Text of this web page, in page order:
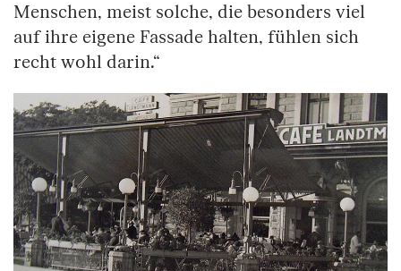
Menschen, meist solche, die besonders viel
auf ihre eigene Fassade halten, fühlen sich
recht wohl darin.“